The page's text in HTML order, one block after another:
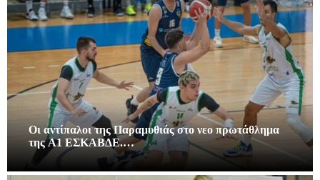
Οι αντίπαλοι της Παραμυθιάς στο νεο πρωτάθλημα
της A1 ΕΣΚΑΒΔΕ.…